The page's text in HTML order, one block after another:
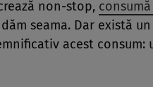
non-stop,
seama. Dar există
acest consum: